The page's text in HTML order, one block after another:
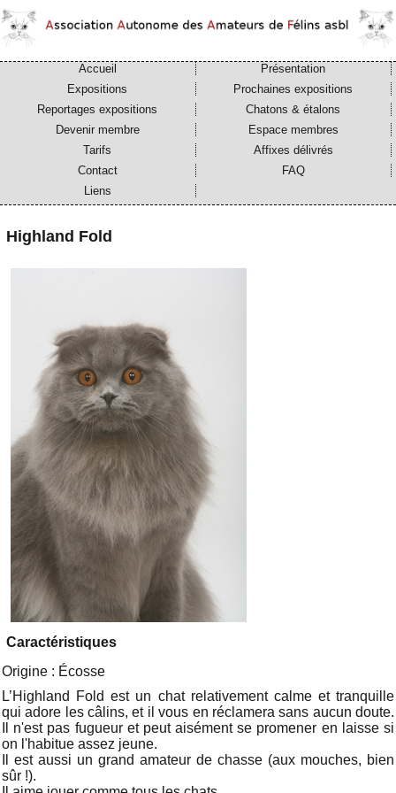
Accueil
Présentation
Expositions
Prochaines expositions
Reportages expositions
Chatons & étalons
Devenir membre
Espace membres
Tarifs
Affixes délivrés
Contact
FAQ
Liens
Highland Fold
Caractéristiques
Origine : Écosse
L’Highland Fold est un chat relativement calme et tranquille
qui adore les câlins, et il vous en réclamera sans aucun doute.
Il n'est pas fugueur et peut aisément se promener en laisse si
on l'habitue assez jeune.
Il est aussi un grand amateur de chasse (aux mouches, bien
sûr !).